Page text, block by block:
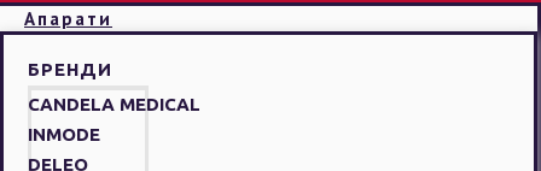
Апарати
БРЕНДИ
CANDELA MEDICAL
INMODE
DELEO